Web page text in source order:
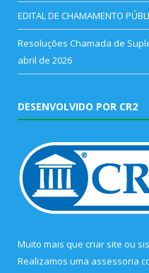
EDITAL DE CHAMAMENTO
Resoluções Chamada de
abril de 2026
DESENVOLVIDO POR CR2
Muito mais que criar site ou
Realizamos uma assessoria